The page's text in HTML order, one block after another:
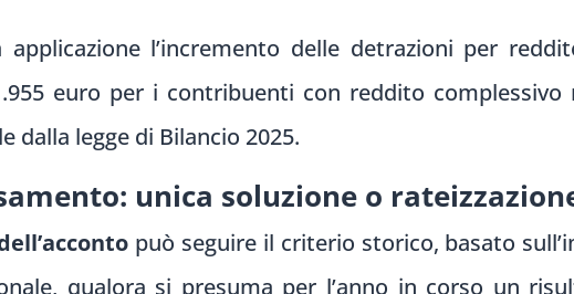
applicazione l’incremento delle detrazioni per
euro per i contribuenti con reddito complessivo
dalla legge di Bilancio 2025.
unica soluzione o
può seguire il criterio storico, basato
qualora si presuma per l’anno in corso un